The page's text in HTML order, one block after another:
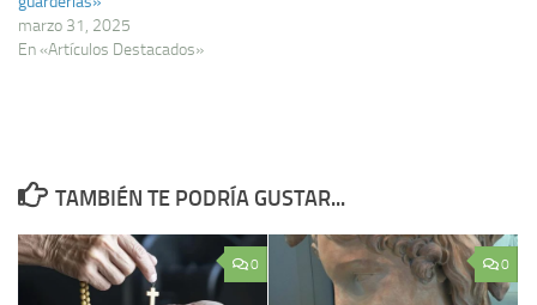
marzo 31, 2025
En «Artículos Destacados»
TAMBIÉN TE PODRÍA GUSTAR...
0 0